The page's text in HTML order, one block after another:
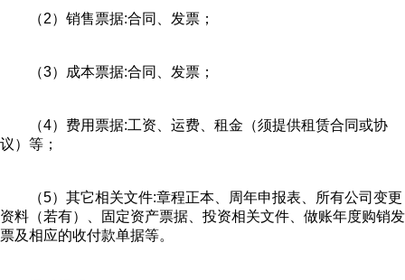
（2）销售票据:合同、发票；
（3）成本票据:合同、发票；
（4）费用票据:工资、运费、租金（须提供租赁合同或协
议）等；
（5）其它相关文件:章程正本、周年申报表、所有公司变更
资料（若有）、固定资产票据、投资相关文件、做账年度购销发
票及相应的收付款单据等。